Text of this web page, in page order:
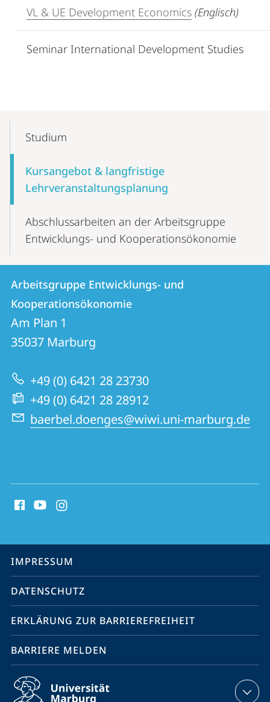
VL & UE Development Economics (Englisch)
Seminar International Development Studies
NavigationStudium
Kursangebot & langfristige
Lehrveranstaltungsplanung
Abschlussarbeiten an der Arbeitsgruppe
Entwicklungs- und Kooperationsökonomie
Kontakt
und
Informationen
zur
Website
Kontaktinformationen
Arbeitsgruppe
Entwicklungs-
und
Kooperationsökonomie
Arbeitsgruppe Entwicklungs- und
Kooperationsökonomie
Am Plan 1
35037 Marburg
+49 (0) 6421 28 23730
+49 (0) 6421 28 28912
baerbel.doenges@wiwi.uni-marburg.de
Media
Service-
Navigation
IMPRESSUM
DATENSCHUTZ
ERKLÄRUNG ZUR BARRIEREFREIHEIT
BARRIERE MELDEN